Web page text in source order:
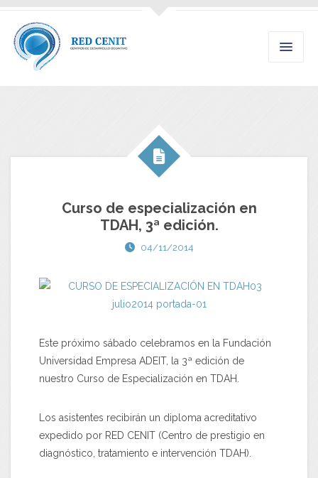
Curso de especialización en
TDAH, 3ª edición.
04/11/2014
Este próximo sábado celebramos en la Fundación
Universidad Empresa ADEIT, la 3ª edición de
nuestro Curso de Especialización en TDAH.
Los asistentes recibirán un diploma acreditativo
expedido por RED CENIT (Centro de prestigio en
diagnóstico, tratamiento e intervención TDAH).